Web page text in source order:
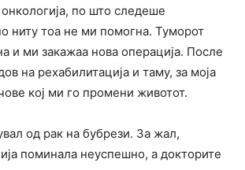
по што следеше
ниту тоа не ми помогна. Туморот
и ми закажаа нова операција. После
на рехабилитација и таму, за моја
кој ми го промени животот.
од рак на бубрези. За жал,
поминала неуспешно, а докторите